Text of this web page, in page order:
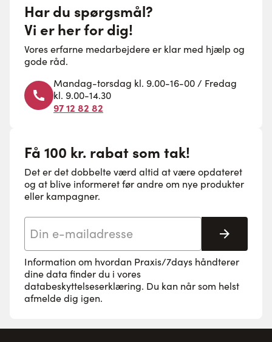
Har du spørgsmål?
Vi er her for dig!
Vores erfarne medarbejdere er klar med hjælp og
gode råd.
Mandag-torsdag kl. 9.00-16-00 / Fredag
kl. 9.00-14.30
97 12 82 82
Få 100 kr. rabat som tak!
Det er det dobbelte værd altid at være opdateret
og at blive informeret før andre om nye produkter
eller kampagner.
Tilmeld
Information om hvordan Praxis/7days håndterer
dine data finder du i vores
databeskyttelseserklæring. Du kan når som helst
afmelde dig igen.